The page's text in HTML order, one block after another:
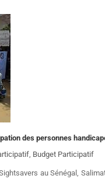
des personnes
Budget Participatif
au Sénégal,